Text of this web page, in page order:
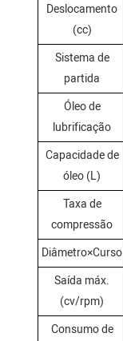
Deslocamento
(cc)
Sistema de
partida
Óleo de
lubrificação
Capacidade de
óleo (L)
Taxa de
compressão
Diâmetro×Curso
Saída máx.
(cv/rpm)
Consumo de